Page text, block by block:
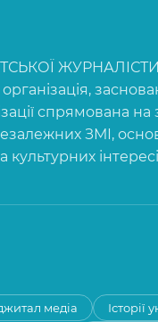
спрямована
ЗМІ,
культурних
медіа Історії